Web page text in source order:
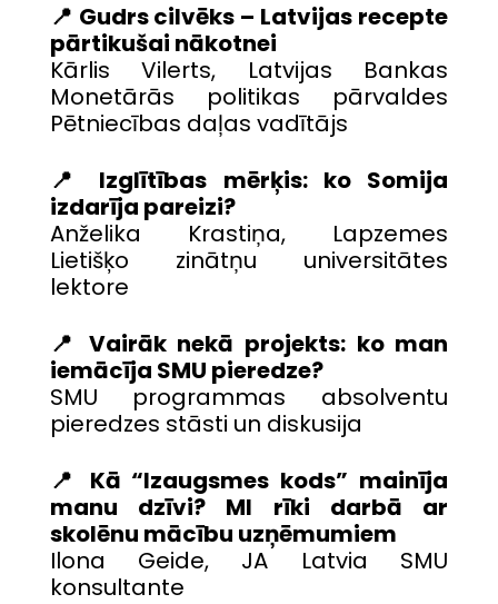
📍 Gudrs cilvēks – Latvijas recepte
pārtikušai nākotnei
Kārlis Vilerts, Latvijas Bankas
Monetārās politikas pārvaldes
Pētniecības daļas vadītājs
📍 Izglītības mērķis: ko Somija
izdarīja pareizi?
Anželika Krastiņa, Lapzemes
Lietišķo zinātņu universitātes
lektore
📍 Vairāk nekā projekts: ko man
iemācīja SMU pieredze?
SMU programmas absolventu
pieredzes stāsti un diskusija
📍 Kā “Izaugsmes kods” mainīja
manu dzīvi? MI rīki darbā ar
skolēnu mācību uzņēmumiem
Ilona Geide, JA Latvia SMU
konsultante